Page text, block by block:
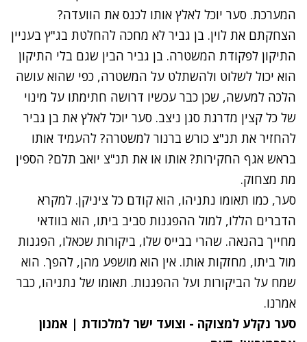
המערכת. סער יוכל לאלץ אותו לכנס את הוועדה?
הצחקתם את לוין. בן גביר לא מחכה להחלטת בג"ץ בעניין
התיקון לפקודת המשטרה. בן גביר הבין שגם בלי התיקון
הוא יכול לשלוט ולהשתלט על המשטרה, כפי שהוא עושה
הלכה למעשה, שכן כבר עכשיו דרושה חתימתו על מינוי
של כל קצין מדרגת סגן ניצב. סער יוכל לאלץ את בן גביר
להחזיר את תנ"צ כורש ברנור למשטרה? להעמיד אותו
בראש אגף החקירות? אותו או את תנ"צ יואב תלם? הספין
מת מצחוק.
סער, כמו תאומו נתניהו, הוא קודם כל ציניקן. למקרא
הדברים הללו, למול ההפגנות סביב ביתו, הוא בוודאי
מחייך בהנאה. שהרי בבייס שלו, ביקורות שכאלו, הפגנות
מול ביתו, מחזקות אותו. אין הוא מושפע מהן, להפך. הוא
שמח על הביקורות ועל ההפגנות. תאומו של נתניהו, כבר
אמרנו.
סער נקלע למצוקה - וצועד ישר למלכודת | אמנון